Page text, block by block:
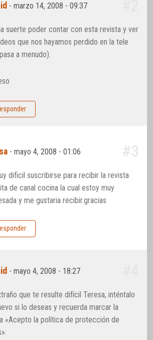
-marzo 14, 2008 - 09:37
suerte poder contar con esta revista y ver
que nos hayamos perdido en la tele
a menudo).
-mayo 4, 2008 - 01:06 #3
dificil suscribirse para recibir la revista
de canal cocina la cual estoy muy
y me gustaria recibir.gracias
-mayo 4, 2008 - 18:27
que te resulte difícil Teresa, inténtalo
si lo deseas y recuerda marcar la
«Acepto la política de protección de